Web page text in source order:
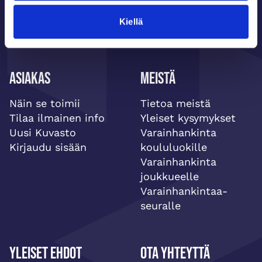
Kiellä
Asiakas
Näin se toimii
Tilaa ilmainen info
Uusi Kuvasto
Kirjaudu sisään
Meistä
Tietoa meistä
Yleiset kysymykset
Varainhankinta
koululuokille
Varainhankinta
joukkueelle
Varainhankintaa-
seuralle
Yleiset ehdot Ota yhteyttä